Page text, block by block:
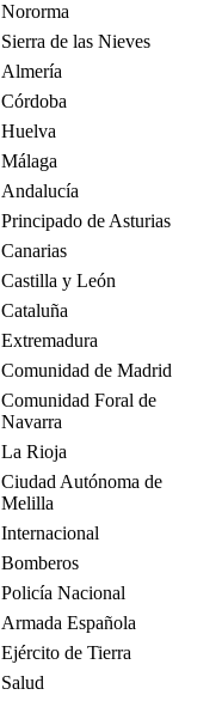
Nororma
Sierra de las Nieves
Almería
Córdoba
Huelva
Málaga
Andalucía
Principado de Asturias
Canarias
Castilla y León
Cataluña
Extremadura
Comunidad de Madrid
Comunidad Foral de
Navarra
La Rioja
Ciudad Autónoma de
Melilla
Internacional
Bomberos
Policía Nacional
Armada Española
Ejército de Tierra
Salud